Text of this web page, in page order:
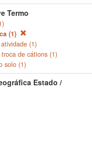
Termo
(1)
(1)
de cátions (1)
solo (1)
Estado /